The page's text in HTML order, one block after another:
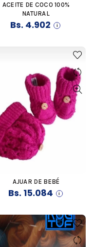
COMPRAR
ACEITE DE COCO 100%
NATURAL
Bs. 4.902
COMPRAR
AJUAR DE BEBÉ
Bs. 15.084